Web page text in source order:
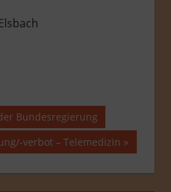
Bundesregierung
verbot – Telemedizin